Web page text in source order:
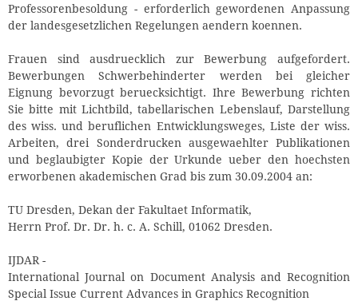
Professorenbesoldung - erforderlich gewordenen Anpassung
der landesgesetzlichen Regelungen aendern koennen.
Frauen sind ausdruecklich zur Bewerbung aufgefordert.
Bewerbungen Schwerbehinderter werden bei gleicher
Eignung bevorzugt beruecksichtigt. Ihre Bewerbung richten
Sie bitte mit Lichtbild, tabellarischen Lebenslauf, Darstellung
des wiss. und beruflichen Entwicklungsweges, Liste der wiss.
Arbeiten, drei Sonderdrucken ausgewaehlter Publikationen
und beglaubigter Kopie der Urkunde ueber den hoechsten
erworbenen akademischen Grad bis zum 30.09.2004 an:
TU Dresden, Dekan der Fakultaet Informatik,
Herrn Prof. Dr. Dr. h. c. A. Schill, 01062 Dresden.
IJDAR -
International Journal on Document Analysis and Recognition
Special Issue Current Advances in Graphics Recognition